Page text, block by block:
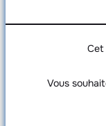
Cet
Vous